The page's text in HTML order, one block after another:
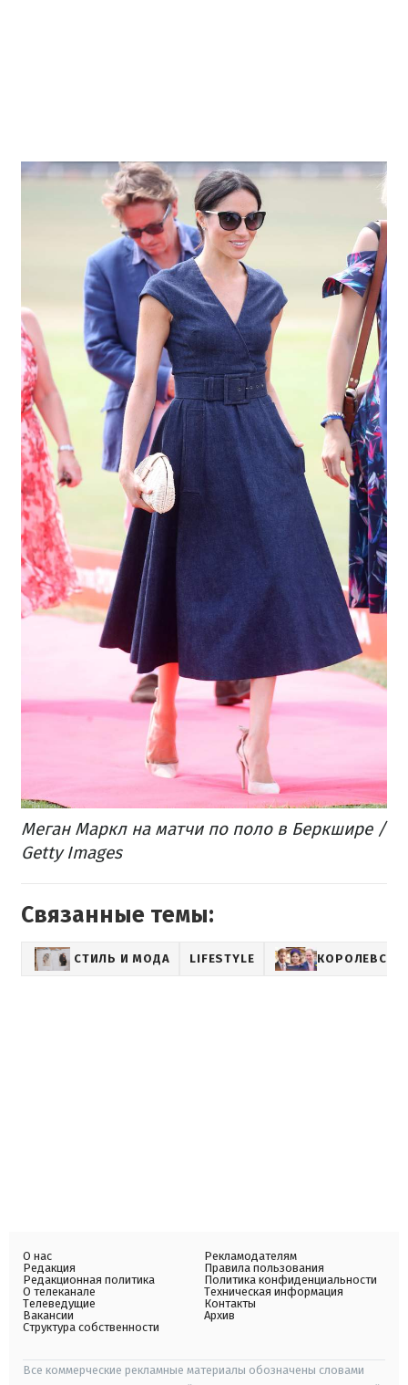
Меган Маркл на матчи по поло в Беркшире /
Getty Images
Связанные темы:
СТИЛЬ И МОДА LIFESTYLE
О нас
Редакция
Редакционная политика
О телеканале
Телеведущие
Вакансии
Структура собственности
Рекламодателям
Правила пользования
Политика конфиденциальности
Техническая информация
Контакты
Архив
Все коммерческие рекламные материалы обозначены словами